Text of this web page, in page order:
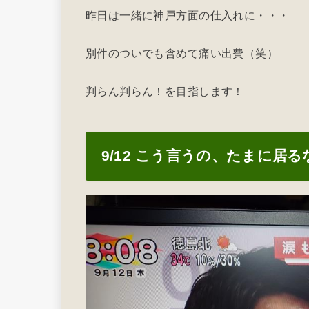
昨日は一緒に神戸方面の仕入れに・・・
別件のついでも含めて痛い出費（笑）
判らん判らん！を目指します！
9/12 こう言うの、たまに居る